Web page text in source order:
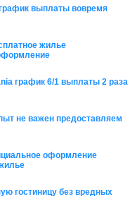
выплаты вовремя
жилье
график 6/1 выплаты 2 раза
не важен предоставляем
оформление
гостиницу без вредных